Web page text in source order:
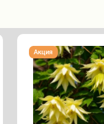
Клематис
Лемон
Дрим
(княжик)
Акция